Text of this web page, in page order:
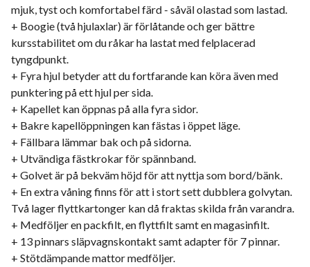
mjuk, tyst och komfortabel färd - såväl olastad som lastad.
+ Boogie (två hjulaxlar) är förlåtande och ger bättre
kursstabilitet om du råkar ha lastat med felplacerad
tyngdpunkt.
+ Fyra hjul betyder att du fortfarande kan köra även med
punktering på ett hjul per sida.
+ Kapellet kan öppnas på alla fyra sidor.
+ Bakre kapellöppningen kan fästas i öppet läge.
+ Fällbara lämmar bak och på sidorna.
+ Utvändiga fästkrokar för spännband.
+ Golvet är på bekväm höjd för att nyttja som bord/bänk.
+ En extra våning finns för att i stort sett dubblera golvytan.
Två lager flyttkartonger kan då fraktas skilda från varandra.
+ Medföljer en packfilt, en flyttfilt samt en magasinfilt.
+ 13 pinnars släpvagnskontakt samt adapter för 7 pinnar.
+ Stötdämpande mattor medföljer.